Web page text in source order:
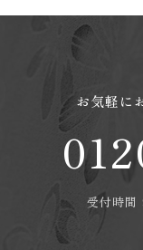
お気軽に
受付時間